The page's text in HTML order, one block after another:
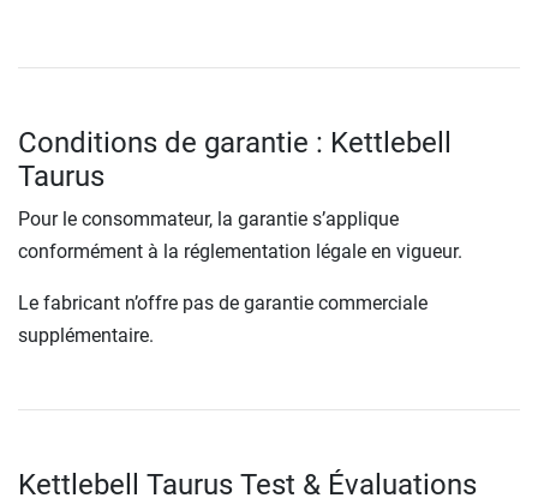
Conditions de garantie : Kettlebell
Taurus
Pour le consommateur, la garantie s’applique
conformément à la réglementation légale en vigueur.
Le fabricant n’offre pas de garantie commerciale
supplémentaire.
Kettlebell Taurus Test & Évaluations